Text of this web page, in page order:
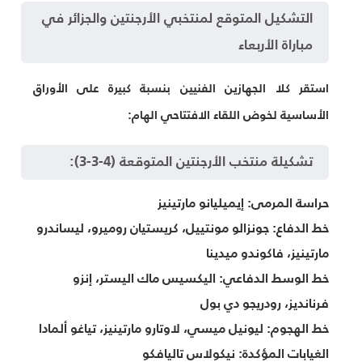
التشكيل المتوقع لمنتخبي الأرجنتين والجزائر في
مباراة الأربعاء
استقر كلا الجهازين الفنيين بنسبة كبيرة على الأوراق
الأساسية لخوض اللقاء الافتتاحي الهام:
تشكيلة منتخب الأرجنتين المتوقعة (4-3-3):
حراسة المرمى: إيميليانو مارتينيز
خط الدفاع: جونزالو مونتييل، كريستيان روميرو، ليساندرو
مارتينيز، فاكوندو ميدينا
خط الوسط الدفاعي: اليكسيس ماك اليستر، إنزو
فرنانديز، رودريجو دي بول
خط الهجوم: ليونيل ميسي، لاوتارو مارتينيز، تياغو ألمادا
الغيابات المؤكدة: نيكولاس تاليافكو